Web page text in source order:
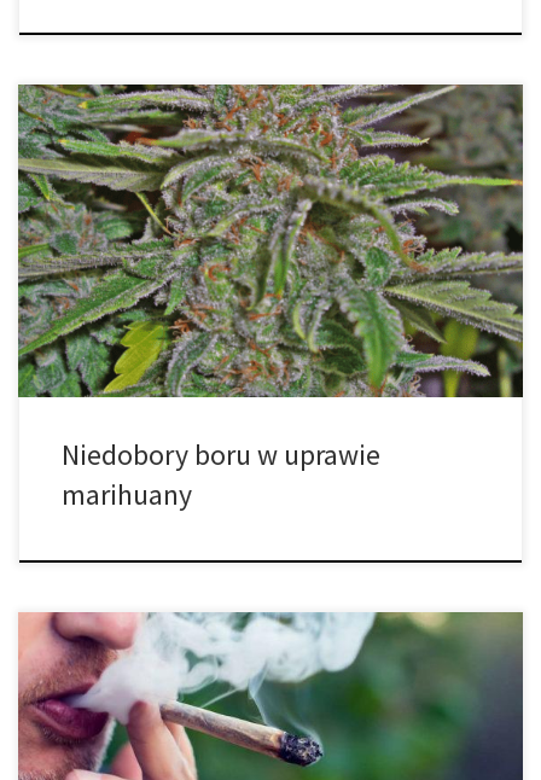
Niedobory boru mogą szkodzić uprawie marihuany zmniejszając
końcowe zbiory. Ze względu na to, że każdy hodowca chce
uzyskać jak najlepszą wydajność jak to możliwe, wczesne
wykrycie niedoborów może mieć ogromne znaczenie. Rośliny
stosują bor do transportu cukrów, metabolizowania azotu oraz
tworzenia białek. Ale co najważniejsze, jest on stosowany z
wapniem […]
Niedobory boru w uprawie
marihuany
Plusy i minusy uprawiania innych odmian marihuany w jednym
pokoju uprawy. Dzisiaj przedstawimy wam wszystkie korzyści oraz
wady uprawy różnych odmian cannabis w tej samej przestrzeni
uprawy. Przy odrobinie dobrego planowania oraz